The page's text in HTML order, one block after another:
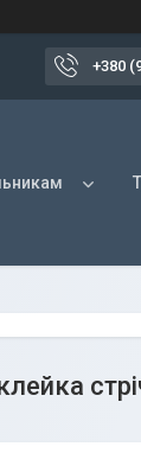
+380